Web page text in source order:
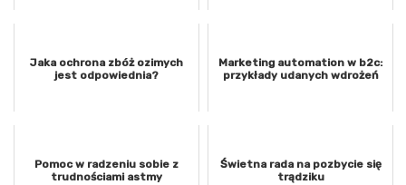
Jaka ochrona zbóż ozimych
jest odpowiednia?
Marketing automation w b2c:
przykłady udanych wdrożeń
Pomoc w radzeniu sobie z
trudnościami astmy
Świetna rada na pozbycie się
trądziku